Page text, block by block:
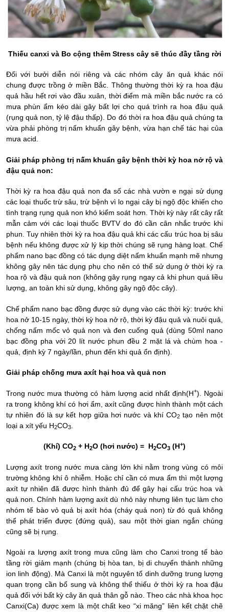
Thiếu canxi và Bo cộng thêm Stress cây sẽ thúc đầy tầng rời
Đối với bưởi diễn nói riêng và các nhóm cây ăn quả khác nói
chung được trồng ở miền Bắc. Thông thường thời kỳ ra hoa đậu
quả hầu hết rơi vào đầu xuân, thời điểm mà miền bắc nước ra có
mưa phùn ẩm kéo dài gây bất lợi cho quá trình ra hoa đậu quả
(rụng quả non, tỷ lệ đậu thấp). Do đó thời ra hoa đậu quả chúng ta
vừa phải phòng trị nấm khuẩn gây bệnh, vừa hạn chế tác hại của
mưa acid.
Giải pháp phòng trị nấm khuẩn gây bệnh thời kỳ hoa nở rộ và
đậu quả non:
Thời kỳ ra hoa đậu quả non đa số các nhà vườn e ngại sử dụng
các loại thuốc trừ sâu, trừ bệnh vì lo ngại cây bị ngộ độc khiến cho
tình trạng rụng quả non khó kiểm soát hơn. Thời kỳ này rất cây rất
mẫn cảm với các loại thuốc BVTV do đó cần cân nhắc trước khi
phun. Tuy nhiên thời kỳ ra hoa đậu quả khi các cấu trúc hoa bị sâu
bệnh nếu không được xử lý kịp thời chúng sẽ rụng hàng loạt. Chế
phẩm nano bạc đồng có tác dụng diệt nấm khuẩn mạnh mẽ nhưng
không gây nên tác dụng phụ cho nên có thể sử dụng ở thời kỳ ra
hoa rộ và đậu quả non (không gây rụng ngay cả khi phun quá liều
lượng, an toàn khi sử dụng, không gây ngộ độc cây).
Chế phẩm nano bạc đồng được sử dụng vào các thời kỳ: trước khi
hoa nở 10-15 ngày, thời kỳ hoa nở rộ, thời kỳ đậu quả và nuôi quả,
chống nấm mốc vỏ quả non và đen cuống quả (dùng 50ml nano
bạc đồng pha với 20 lít nước phun đều 2 mặt lá và chùm hoa -
quả, định kỳ 7 ngày/lần, phun đến khi quả ổn định).
Giải pháp chống mưa axít hại hoa và quả non
Trong nước mưa thường có hàm lượng acid nhất định(H+). Ngoài
ra trong không khí có hơi ẩm, axít cũng được hình thành một cách
tự nhiên đó là sự kết hợp giữa hơi nước và khí CO2 tạo nên một
loại a xít yếu H2CO3
(Khí) CO2 + H2O (hơi nước) = H2CO3 (H+)
Lượng axít trong nước mưa càng lớn khi nằm trong vùng có môi
trường không khí ô nhiễm. Hoặc chỉ cần có mưa ẩm thì một lượng
axít tự nhiên đã được hình thành đủ để gây hại cấu trúc hoa và
quả non.Chính hàm lượngaxít dù nhỏ này nhưng liên tục làm cho
nhóm tế bào vỏ quả bịaxít hóa (cháy quả non) từ đó quả không
thể phát triển được (đứng quả), sau một thời gian ngắn chúng
cũng sẽ bị rụng.
Ngoài ra lượng axít trong mưa cũng làm cho Canxi trong tế bào
tầng rời giảm mạnh (chúng bị hòa tan, bị di chuyển thành những
ion linh động). Mà Canxi là một nguyên tố dinh dưỡng trung lượng
quan trọng cần bổ sung và không thể thiếu ở thời kỳ ra hoa đậu
quả đối với bất kỳ cây ăn quả thân gỗ nào. Theo các nhà khoa học
Canxi(Ca) được xem là một chất keo “xi măng” liên kết chặt chẽ